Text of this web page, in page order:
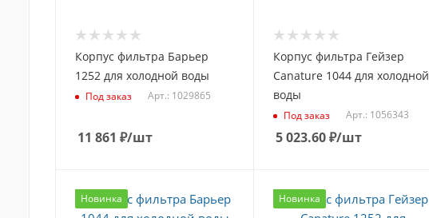
Корпус фильтра Барьер
1252 для холодной воды
Под заказ Арт.: 1029865
11 861 ₽/шт
Корпус фильтра Гейзер
Canature 1044 для холодной
воды
Под заказ Арт.: 1056343
5 023.60₽/шт
Новинка Новинка